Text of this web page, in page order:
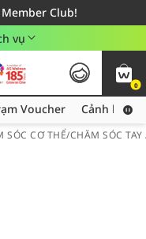
Club!
hàng từ 249,000Đ
vực TP. Hồ Chí Minh
vụ
0
Thu thập thêm voucher hot tại Trạm Voucher Voucher Cảnh báo
SÓC CƠ THỂ/CHĂM SÓC